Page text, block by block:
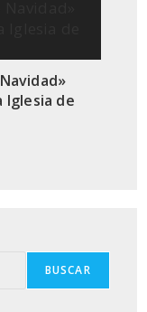
Iglesia de
BUSCAR